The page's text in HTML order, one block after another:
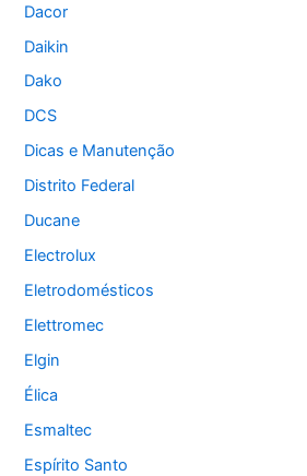
Dacor
Daikin
Dako
DCS
Dicas e Manutenção
Distrito Federal
Ducane
Electrolux
Eletrodomésticos
Elettromec
Elgin
Élica
Esmaltec
Espírito Santo